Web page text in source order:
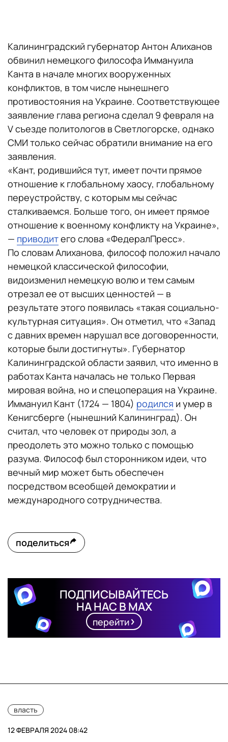
Калининградский губернатор Антон Алиханов
обвинил немецкого философа Иммануила
Канта в начале многих вооруженных
конфликтов, в том числе нынешнего
противостояния на Украине. Соответствующее
заявление глава региона сделал 9 февраля на
V съезде политологов в Светлогорске, однако
СМИ только сейчас обратили внимание на его
заявления.
«Кант, родившийся тут, имеет почти прямое
отношение к глобальному хаосу, глобальному
переустройству, с которым мы сейчас
сталкиваемся. Больше того, он имеет прямое
отношение к военному конфликту на Украине»,
— приводитего слова «ФедералПресс».
По словам Алиханова, философ положил начало
немецкой классической философии,
видоизменил немецкую волю и тем самым
отрезал ее от высших ценностей — в
результате этого появилась «такая социально-
культурная ситуация». Он отметил, что «Запад
с давних времен нарушал все договоренности,
которые были достигнуты». Губернатор
Калининградской области заявил, что именно в
работах Канта началась не только Первая
мировая война, но и спецоперация на Украине.
Иммануил Кант (1724 — 1804) родился и умер в
Кенигсберге (нынешний Калининград). Он
считал, что человек от природы зол, а
преодолеть это можно только с помощью
разума. Философ был сторонником идеи, что
вечный мир может быть обеспечен
посредством всеобщей демократии и
международного сотрудничества.
поделиться
ПОДПИСЫВАЙТЕСЬ
НА НАС В MAX
перейти
власть
12 ФЕВРАЛЯ 2024 08:42